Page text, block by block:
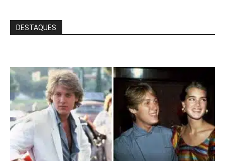
DESTAQUES